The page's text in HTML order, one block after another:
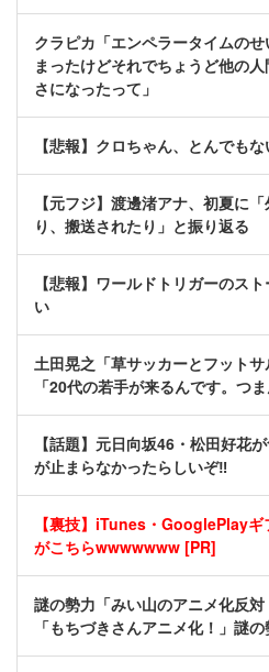
クラピカ「エンペラータイムの
まったけどそれでちょうど他の
さになったって」
【悲報】クロちゃん、とんでも
【元フジ】渡邊渚アナ、初夏に
り、搬送されたり」と振り返る
【悲報】ワールドトリガーのス
い
土田晃之「草サッカーとフット
「20代の若手が来るんです。つま
【話題】元日向坂46・松田好花
が止まらなかったらしいぞ‼
【裏技】iTunes・GooglePlay
がこちらwwwwwww [PR]
謎の勢力「みい山のアニメ化反
「もちづきさんアニメ化！」謎